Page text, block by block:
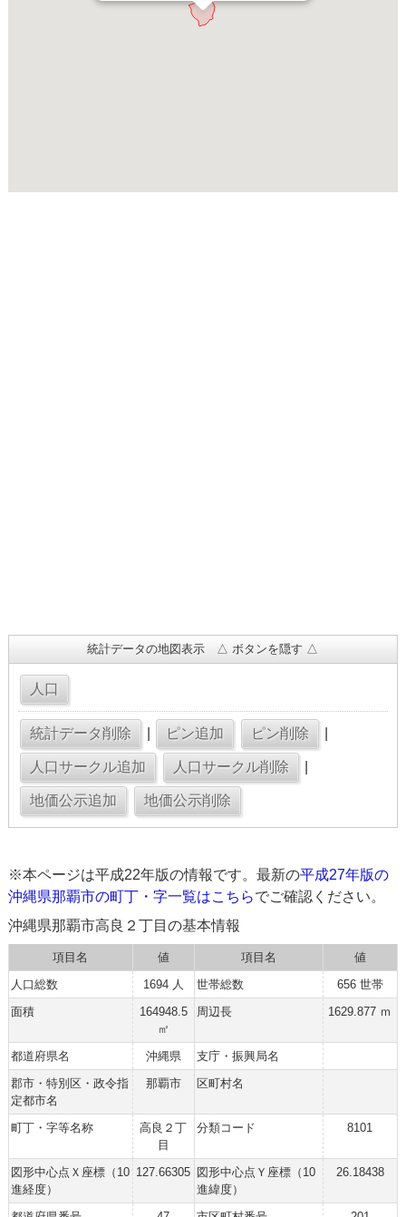
統計データの地図表示 △ ボタンを隠す △
※本ページは平成22年版の情報です。最新の平成27年版の
沖縄県那覇市の町丁・字一覧はこちらでご確認ください。
沖縄県那覇市高良２丁目の基本情報
項目名 値 項目名
値
人口総数
1694 人 世帯総数
656 世帯
面積
164948.5
㎡
周辺長 1629.877 ｍ
都道府県名 沖縄県
支庁・振興局名
郡市・特別区・政令指
定都市名
那覇市 区町村名
町丁・字等名称
高良２丁
目
分類コード 8101
図形中心点Ｘ座標（10
進経度）
127.66305 図形中心点Ｙ座標（10
進緯度）
26.18438